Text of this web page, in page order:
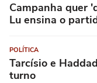
Campanha quer
Lu ensina o
POLÍTICA
Tarcísio e
turno